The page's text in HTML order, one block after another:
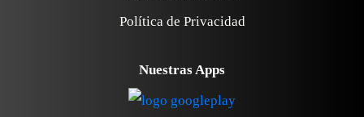
Política de Privacidad
Nuestras Apps